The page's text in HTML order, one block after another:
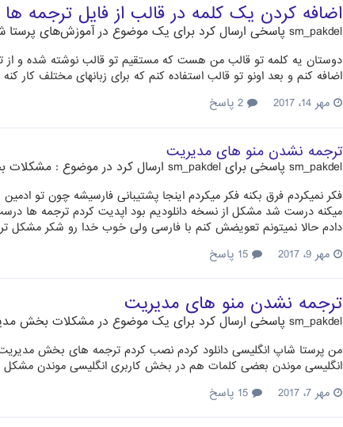
اضافه کردن یک کلمه در قالب از فایل ترجمه ها
sm_pakdel پاسخی ارسال کرد برای یک موضوع درآموزش‌های پرستا
دوستان یه کلمه تو قالب من هست که مستقیم تو قالب نوشته شده و از
اضافه کنم و بعد اونو تو قالب استفاده کنم که برای زبانهای مختلف کار
مهر 14، 2017
ترجمه نشدن منو های مدیریت
sm_pakdel پاسخی برای sm_pakdel ارسال کرد در موضوع : مشکلات
فکر نمیکردم فرق بکنه فکر میکردم اینجا پشتیبانی فارسیشه چون تو
میکنه درست شد مشکل از نسخه دانلودیم بود اپدیت کردم ترجمه ها
دادم حالا نمیتونم تعویضش کنم با فارسی ولی خوب خدا رو شکر مشکل
مهر 9، 2017
ترجمه نشدن منو های مدیریت
sm_pakdel پاسخی ارسال کرد برای یک موضوع در مشکلات بخش
من پرستا شاپ انگلیسی دانلود کردم نصب کردم ترجمه های بخش
انگلیسی موندن بعضی کلمات هم در بخش کاربری انگلیسی موندن مشکل
مهر 7، 2017